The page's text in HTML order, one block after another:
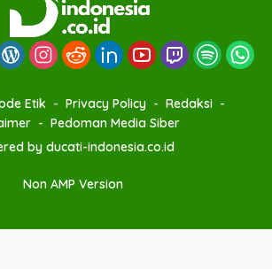
Etik Privacy Policy
Redaksi
Pedoman Media Siber
by ducati-indonesia.co.id
Non AMP Version